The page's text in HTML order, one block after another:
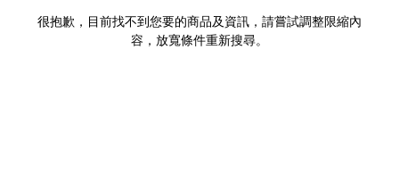
很抱歉，目前找不到您要的商品及資訊，請嘗試調整限縮內
容，放寬條件重新搜尋。